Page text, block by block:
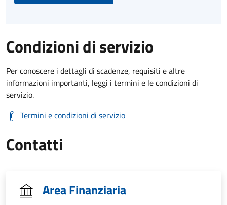
Condizioni di servizio
Per conoscere i dettagli di scadenze, requisiti e altre
informazioni importanti, leggi i termini e le condizioni di
servizio.
Termini e condizioni di servizio
Contatti
Area Finanziaria